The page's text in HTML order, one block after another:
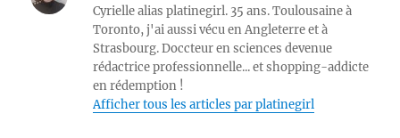
Cyrielle alias platinegirl. 35 ans. Toulousaine à
Toronto, j'ai aussi vécu en Angleterre et à
Strasbourg. Doccteur en sciences devenue
rédactrice professionnelle... et shopping-addicte
en rédemption !
Afficher tous les articles par platinegirl